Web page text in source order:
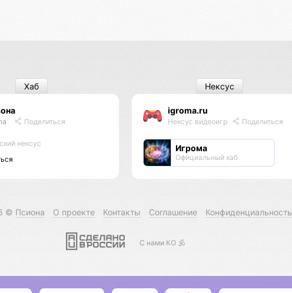
Поделиться
нексус
Хаб
igroma.ru
Нексус видеоигр Поделиться
Игрома
Официальный хаб
Нексус
© Псиона О проекте Контакты Соглашение Конфиденциальность
С нами КО 🕉️